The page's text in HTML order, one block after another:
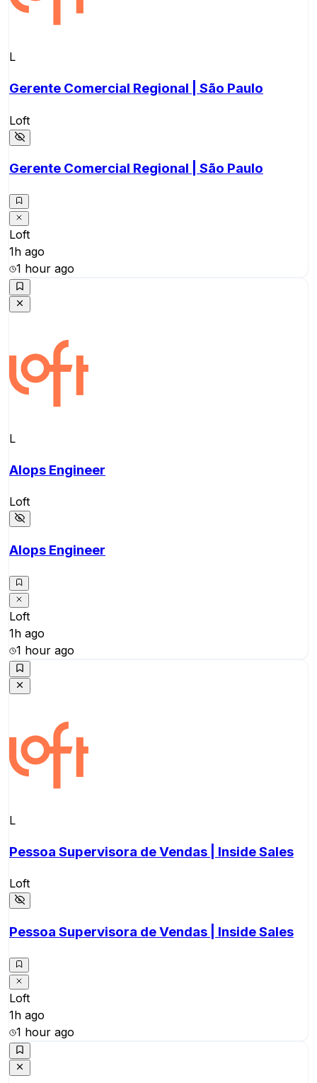
L
Gerente Comercial Regional | São Paulo
Loft
Gerente Comercial Regional | São Paulo
Loft
1h ago
1 hour ago
L
AIops Engineer
Loft
AIops Engineer
Loft
1h ago
1 hour ago
L
Pessoa Supervisora de Vendas | Inside Sales
Loft
Pessoa Supervisora de Vendas | Inside Sales
Loft
1h ago
1 hour ago